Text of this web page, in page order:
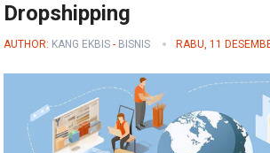
Dropshipping
AUTHOR: KANG EKBIS - BISNIS RABU, 11